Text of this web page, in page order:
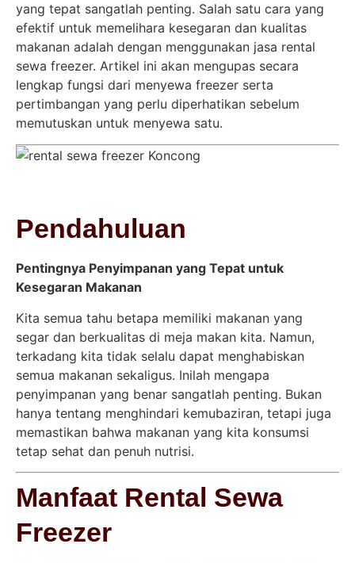
yang tepat sangatlah penting. Salah satu cara yang
efektif untuk memelihara kesegaran dan kualitas
makanan adalah dengan menggunakan jasa rental
sewa freezer. Artikel ini akan mengupas secara
lengkap fungsi dari menyewa freezer serta
pertimbangan yang perlu diperhatikan sebelum
memutuskan untuk menyewa satu.
Pendahuluan
Pentingnya Penyimpanan yang Tepat untuk
Kesegaran Makanan
Kita semua tahu betapa memiliki makanan yang
segar dan berkualitas di meja makan kita. Namun,
terkadang kita tidak selalu dapat menghabiskan
semua makanan sekaligus. Inilah mengapa
penyimpanan yang benar sangatlah penting. Bukan
hanya tentang menghindari kemubaziran, tetapi juga
memastikan bahwa makanan yang kita konsumsi
tetap sehat dan penuh nutrisi.
Manfaat Rental Sewa
Freezer